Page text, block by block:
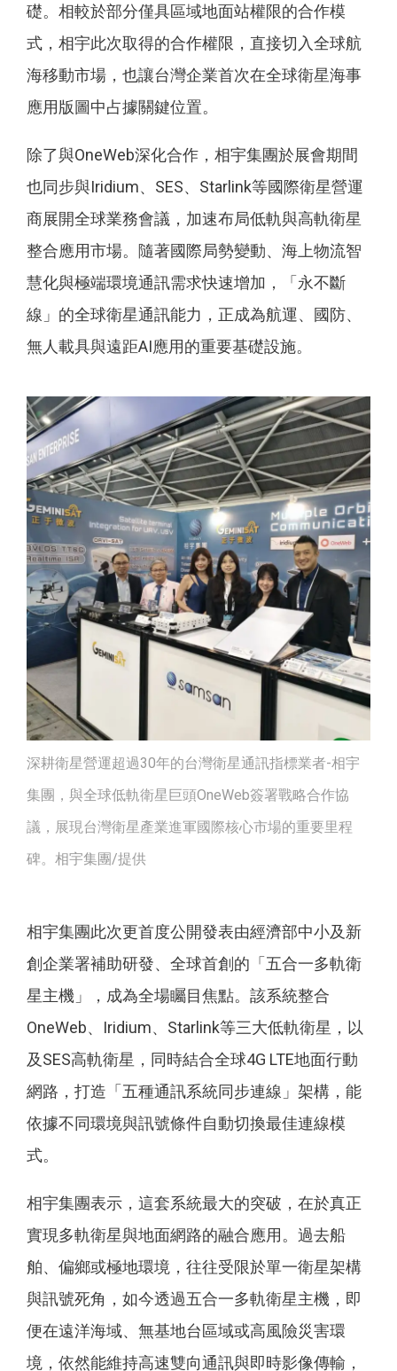
礎。相較於部分僅具區域地面站權限的合作模
式，相宇此次取得的合作權限，直接切入全球航
海移動市場，也讓台灣企業首次在全球衛星海事
應用版圖中占據關鍵位置。
除了與OneWeb深化合作，相宇集團於展會期間
也同步與Iridium、SES、Starlink等國際衛星營運
商展開全球業務會議，加速布局低軌與高軌衛星
整合應用市場。隨著國際局勢變動、海上物流智
慧化與極端環境通訊需求快速增加，「永不斷
線」的全球衛星通訊能力，正成為航運、國防、
無人載具與遠距AI應用的重要基礎設施。
深耕衛星營運超過30年的台灣衛星通訊指標業者-相宇
集團，與全球低軌衛星巨頭OneWeb簽署戰略合作協
議，展現台灣衛星產業進軍國際核心市場的重要里程
碑。相宇集團/提供
相宇集團此次更首度公開發表由經濟部中小及新
創企業署補助研發、全球首創的「五合一多軌衛
星主機」，成為全場矚目焦點。該系統整合
OneWeb、Iridium、Starlink等三大低軌衛星，以
及SES高軌衛星，同時結合全球4G LTE地面行動
網路，打造「五種通訊系統同步連線」架構，能
依據不同環境與訊號條件自動切換最佳連線模
式。
相宇集團表示，這套系統最大的突破，在於真正
實現多軌衛星與地面網路的融合應用。過去船
舶、偏鄉或極地環境，往往受限於單一衛星架構
與訊號死角，如今透過五合一多軌衛星主機，即
便在遠洋海域、無基地台區域或高風險災害環
境，依然能維持高速雙向通訊與即時影像傳輸，